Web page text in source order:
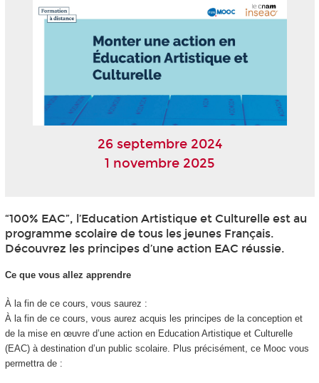
26 septembre 2024
1 novembre 2025
“100% EAC”, l’Education Artistique et Culturelle est au
programme scolaire de tous les jeunes Français.
Découvrez les principes d’une action EAC réussie.
Ce que vous allez apprendre
À la fin de ce cours, vous saurez :
À la fin de ce cours, vous aurez acquis les principes de la conception et
de la mise en œuvre d’une action en Education Artistique et Culturelle
(EAC) à destination d’un public scolaire. Plus précisément, ce Mooc vous
permettra de :